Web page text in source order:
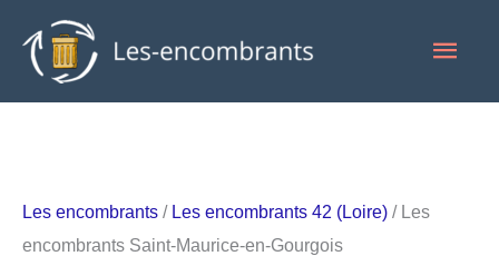
contenu
Les encombrants / Les encombrants 42 (Loire) / Les
encombrants Saint-Maurice-en-Gourgois